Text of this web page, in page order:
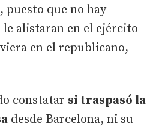
puesto que no hay
le alistaran en el ejército
en el republicano,
constatar si traspasó la
desde Barcelona, ni su